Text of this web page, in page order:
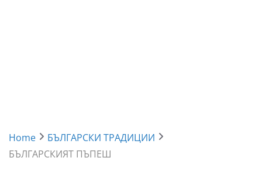
Home
БЪЛГАРСКИ ТРАДИЦИИ
БЪЛГАРСКИЯТ ПЪПЕШ